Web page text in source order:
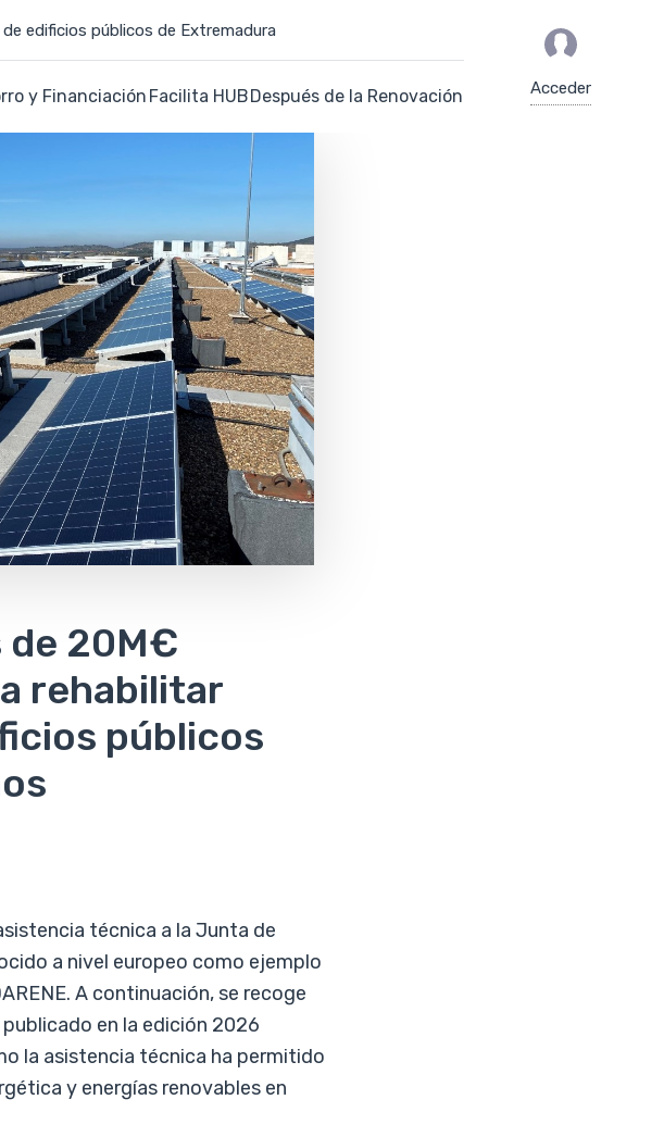
edificios públicos de Extremadura
y Financiación Facilita HUBDespués de la Renovación Acceder
de 20M€
rehabilitar
públicos
técnica a la Junta de
a nivel europeo como ejemplo
A continuación, se recoge
en la edición 2026
la asistencia técnica ha permitido
y energías renovables en